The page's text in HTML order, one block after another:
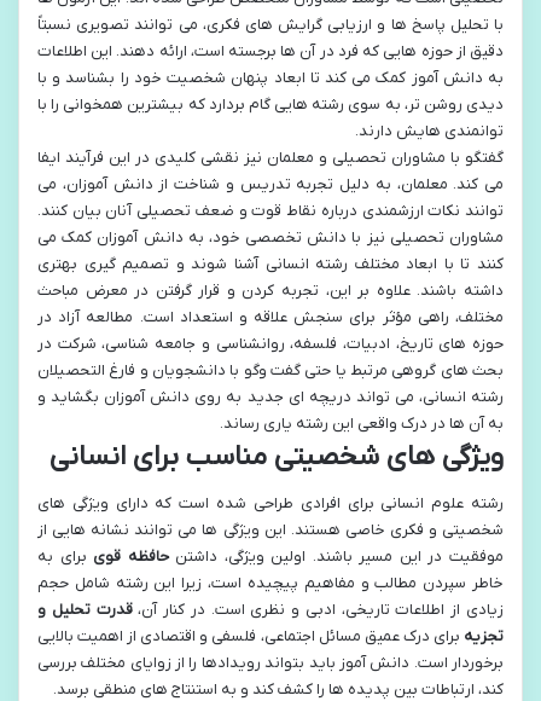
با تحلیل پاسخ ها و ارزیابی گرایش های فکری، می توانند تصویری نسبتاً
دقیق از حوزه هایی که فرد در آن ها برجسته است، ارائه دهند. این اطلاعات
به دانش آموز کمک می کند تا ابعاد پنهان شخصیت خود را بشناسد و با
دیدی روشن تر، به سوی رشته هایی گام بردارد که بیشترین همخوانی را با
توانمندی هایش دارند.
گفتگو با مشاوران تحصیلی و معلمان نیز نقشی کلیدی در این فرآیند ایفا
می کند. معلمان، به دلیل تجربه تدریس و شناخت از دانش آموزان، می
توانند نکات ارزشمندی درباره نقاط قوت و ضعف تحصیلی آنان بیان کنند.
مشاوران تحصیلی نیز با دانش تخصصی خود، به دانش آموزان کمک می
کنند تا با ابعاد مختلف رشته انسانی آشنا شوند و تصمیم گیری بهتری
داشته باشند. علاوه بر این، تجربه کردن و قرار گرفتن در معرض مباحث
مختلف، راهی مؤثر برای سنجش علاقه و استعداد است. مطالعه آزاد در
حوزه های تاریخ، ادبیات، فلسفه، روانشناسی و جامعه شناسی، شرکت در
بحث های گروهی مرتبط یا حتی گفت وگو با دانشجویان و فارغ التحصیلان
رشته انسانی، می تواند دریچه ای جدید به روی دانش آموزان بگشاید و
به آن ها در درک واقعی این رشته یاری رساند.
ویژگی های شخصیتی مناسب برای انسانی
رشته علوم انسانی برای افرادی طراحی شده است که دارای ویژگی های
شخصیتی و فکری خاصی هستند. این ویژگی ها می توانند نشانه هایی از
موفقیت در این مسیر باشند. اولین ویژگی، داشتنحافظه قوی برای به
خاطر سپردن مطالب و مفاهیم پیچیده است، زیرا این رشته شامل حجم
زیادی از اطلاعات تاریخی، ادبی و نظری است. در کنار آن،قدرت تحلیل و
تجزیه برای درک عمیق مسائل اجتماعی، فلسفی و اقتصادی از اهمیت بالایی
برخوردار است. دانش آموز باید بتواند رویدادها را از زوایای مختلف بررسی
کند، ارتباطات بین پدیده ها را کشف کند و به استنتاج های منطقی برسد.